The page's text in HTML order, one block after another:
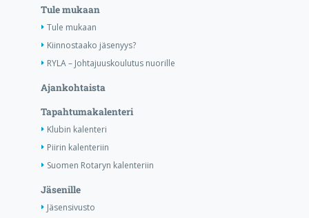
Tule mukaan
Tule mukaan
Kiinnostaako jäsenyys?
RYLA – Johtajuuskoulutus nuorille
Ajankohtaista
Tapahtumakalenteri
Klubin kalenteri
Piirin kalenteriin
Suomen Rotaryn kalenteriin
Jäsenille
Jäsensivusto